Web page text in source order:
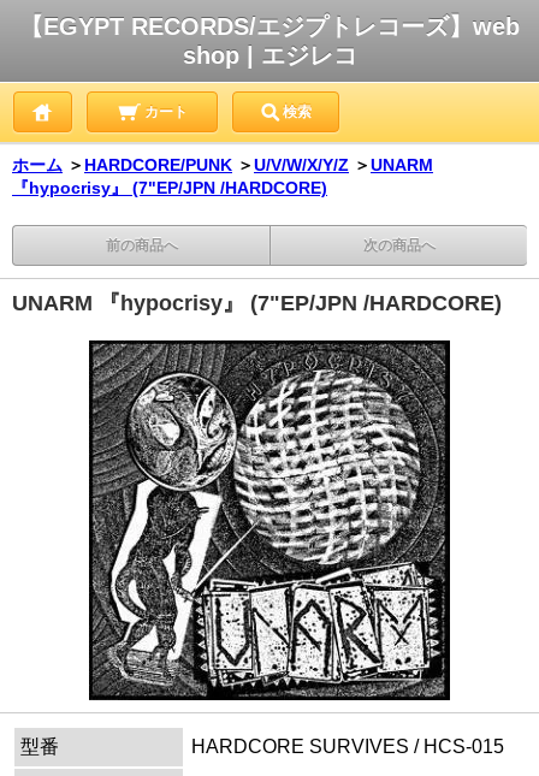
【EGYPT RECORDS/エジプトレコーズ】web
shop | エジレコ
カート 検索
ホーム ＞ HARDCORE/PUNK ＞U/V/W/X/Y/Z ＞UNARM
『hypocrisy』 (7"EP/JPN /HARDCORE)
前の商品へ 次の商品へ
UNARM 『hypocrisy』 (7"EP/JPN /HARDCORE)
型番
HARDCORE SURVIVES / HCS-015